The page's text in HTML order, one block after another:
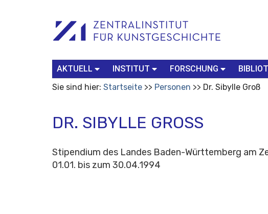
Werkzeuge
Search…
AKTUELL INSTITUT FORSCHUNG
Sie sind hier: Startseite Personen Dr. Sibylle Groß
DR. SIBYLLE GROSS
Stipendium des Landes Baden-Württemberg am
01.01. bis zum 30.04.1994